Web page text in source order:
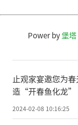
Power by堡
止观家宴邀您为
造“开春鱼化龙”
2024-02-08 10:16:25